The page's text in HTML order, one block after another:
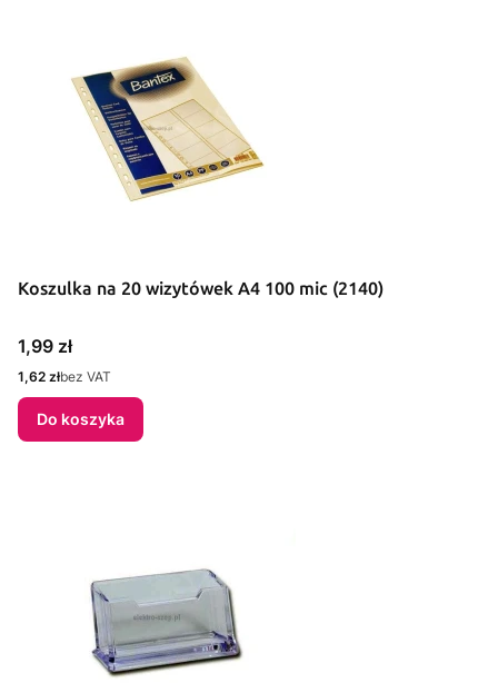
Koszulka na 20 wizytówek A4 100 mic (2140)
Cena
1,99 zł
Cena
1,62 złbez VAT
Do koszyka